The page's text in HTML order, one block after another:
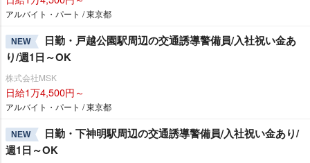
アルバイト・パート / 東京都
NEW
日勤・戸越公園駅周辺の交通誘導警備員/入社祝い金あ
り/週1日～OK
株式会社MSK
日給1万4,500円～
アルバイト・パート / 東京都
NEW
日勤・下神明駅周辺の交通誘導警備員/入社祝い金あり/
週1日～OK